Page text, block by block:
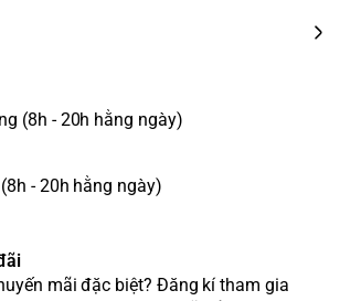
(8h - 20h hằng ngày)
- 20h hằng ngày)
mãi đặc biệt? Đăng kí tham gia